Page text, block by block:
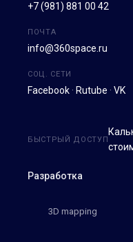
+7 (981) 881 00 42
ПОЧТА
info@360space.ru
СОЦ. СЕТИ
Facebook · Rutube · VK
Разработка
3D mapping
БЫСТРЫЙ ДОСТУП